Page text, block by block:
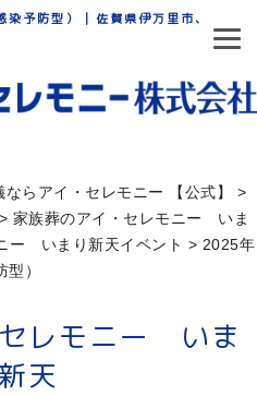
予防型） | 佐賀県伊万里市、有田町
らアイ・セレモニー 【公式】
>
> 家族葬のアイ・セレモニー いま
ー いまり新天イベント > 2025年
）
レモニー いま
天